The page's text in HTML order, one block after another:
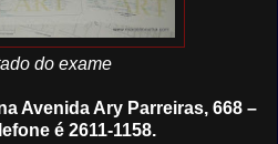
do exame
Avenida Ary Parreiras, 668 –
é 2611-1158.